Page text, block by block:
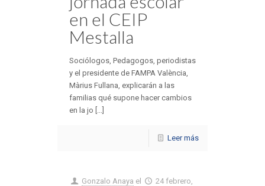
en el CEIP
Mestalla
Sociólogos, Pedagogos, periodistas
y el presidente de FAMPA València,
Màrius Fullana, explicarán a las
familias qué supone hacer cambios
en la jo [...]
Leer más
Gonzalo Anaya el
24 febrero,